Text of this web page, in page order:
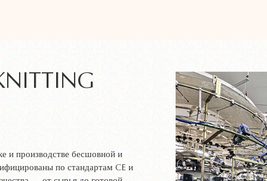
и производстве бесшовной и
по стандартам CE и